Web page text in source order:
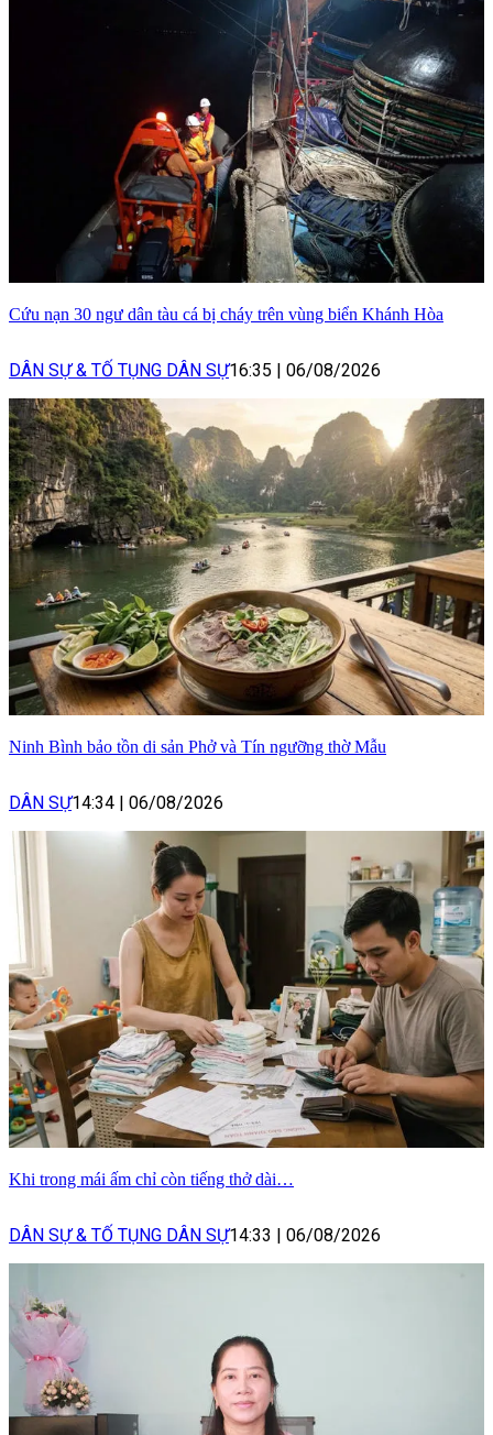
Cứu nạn 30 ngư dân tàu cá bị cháy trên vùng biển Khánh Hòa
DÂN SỰ & TỐ TỤNG DÂN SỰ16:35 06/08/2026
Ninh Bình bảo tồn di sản Phở và Tín ngưỡng thờ Mẫu
DÂN SỰ14:34 06/08/2026
Khi trong mái ấm chỉ còn tiếng thở dài…
DÂN SỰ & TỐ TỤNG DÂN SỰ14:33 06/08/2026